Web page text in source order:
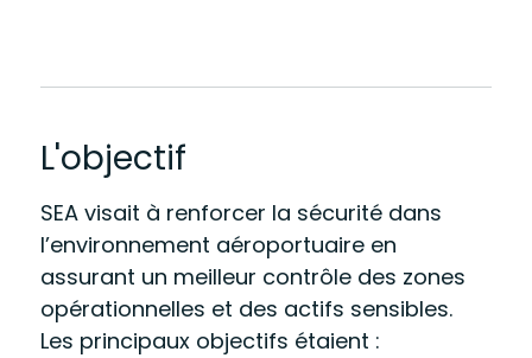
L'objectif
SEA visait à renforcer la sécurité dans
l’environnement aéroportuaire en
assurant un meilleur contrôle des zones
opérationnelles et des actifs sensibles.
Les principaux objectifs étaient :